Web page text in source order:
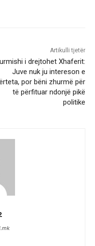
Artikulli tjetër
i drejtohet Xhaferit:
Juve nuk ju intereson e
por bëni zhurmë për
të përfituar ndonjë pikë
politike